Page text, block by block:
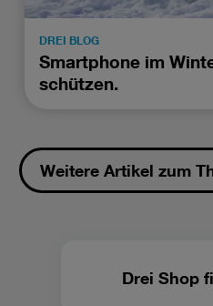
DREI BLOG
Smartphone im
schützen.
Weitere Artikel zum
Drei Shop